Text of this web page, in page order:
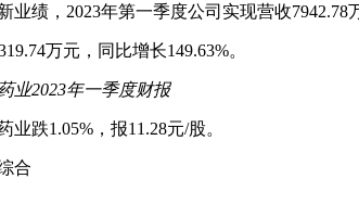
业绩，2023年第一季度公司实现营收7942.78
万元，同比增长149.63%。
业2023年一季度财报
业跌1.05%，报11.28元/股。
合